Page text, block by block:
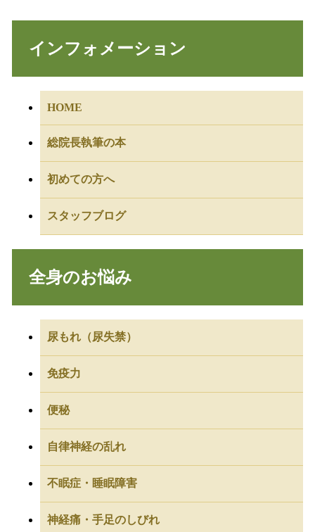
インフォメーション
HOME
総院長執筆の本
初めての方へ
スタッフブログ
全身のお悩み
尿もれ（尿失禁）
免疫力
便秘
自律神経の乱れ
不眠症・睡眠障害
神経痛・手足のしびれ